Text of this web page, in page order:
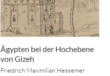
Ägypten bei der Hochebene
von Gizeh
Friedrich Maximilian Hessemer